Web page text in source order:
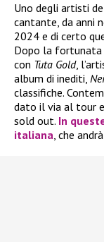
Uno degli artisti
cantante, da anni
2024 e di certo
Dopo la fortunata
con Tuta Gold,
album di inediti,
classifiche.
dato il via al tour
sold out. In
italiana, che